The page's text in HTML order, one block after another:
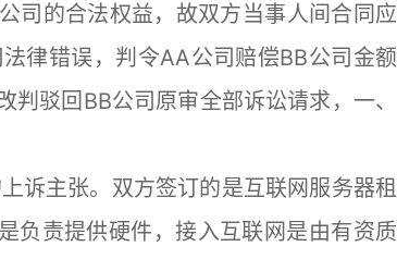
司的合法权益，故双方当事人间合同应
律错误，判令AA公司赔偿BB公司金额
驳回BB公司原审全部诉讼请求，一、
诉主张。双方签订的是互联网服务器租
负责提供硬件，接入互联网是由有资质